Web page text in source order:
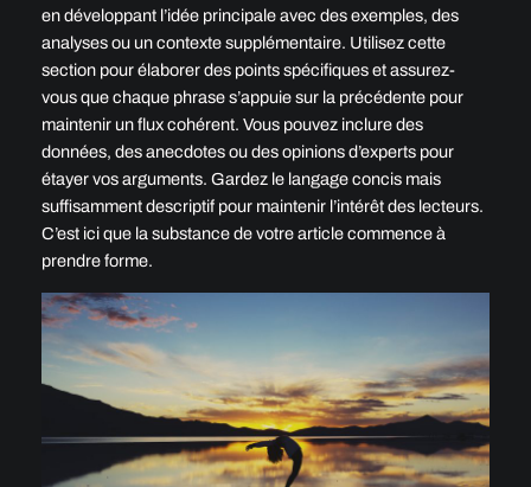
en développant l’idée principale avec des exemples, des
analyses ou un contexte supplémentaire. Utilisez cette
section pour élaborer des points spécifiques et assurez-
vous que chaque phrase s’appuie sur la précédente pour
maintenir un flux cohérent. Vous pouvez inclure des
données, des anecdotes ou des opinions d’experts pour
étayer vos arguments. Gardez le langage concis mais
suffisamment descriptif pour maintenir l’intérêt des lecteurs.
C’est ici que la substance de votre article commence à
prendre forme.